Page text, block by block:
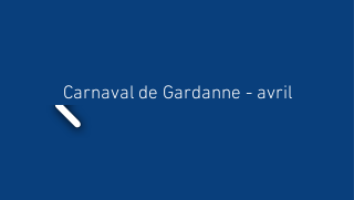
Carnaval de Gardanne - avril